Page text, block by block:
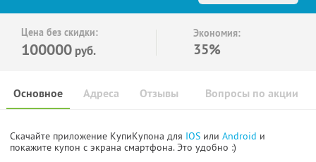
Цена без скидки:
100000 руб.
Экономия:
35%
Основное Отзывы Вопросы по акции
Адреса
Скачайте приложение КупиКупона для IOS или Android и
покажите купон с экрана смартфона. Это удобно :)